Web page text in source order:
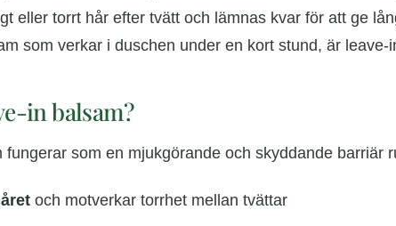
eller torrt hår efter tvätt och lämnas kvar för att ge
som verkar i duschen under en kort stund, är
in balsam?
fungerar som en mjukgörande och skyddande barriär
och motverkar torrhet mellan tvättar